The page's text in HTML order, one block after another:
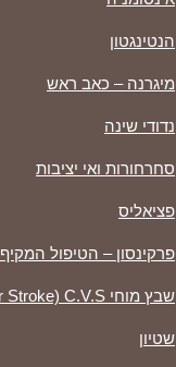
הנטינגטון
מיגרנה – כאב ראש
נדודי שינה
סחרחורות ואי יציבות
פציאליס
פרקינסון – הטיפול המקיף
שבץ מוחי Cerbro Vascular Stroke) C.V.S)
שטיון